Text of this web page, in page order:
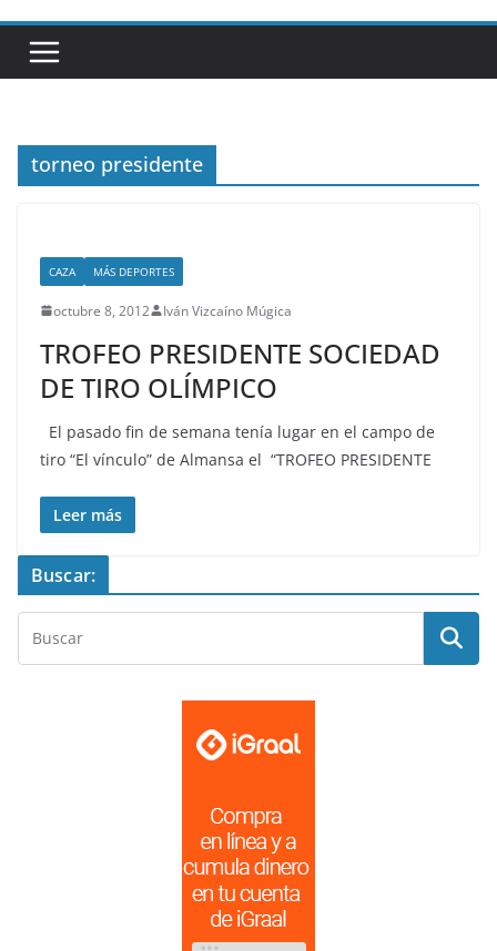
torneo presidente
CAZA MÁS DEPORTES
octubre 8, 2012 Iván Vizcaíno Múgica
TROFEO PRESIDENTE SOCIEDAD
DE TIRO OLÍMPICO
El pasado fin de semana tenía lugar en el campo de
tiro “El vínculo” de Almansa el “TROFEO PRESIDENTE
Leer más
Buscar: